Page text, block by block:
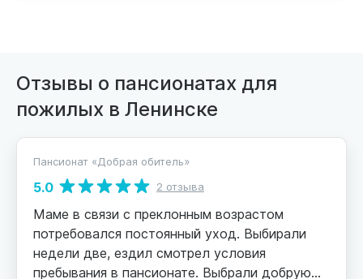
Отзывы о пансионатах для
пожилых в Ленинске
Пансионат «Добрая обитель»
5.0 2 отзыва
Маме в связи с преклонным возрастом
потребовался постоянный уход. Выбирали
недели две, ездил смотрел условия
пребывания в пансионате. Выбрали добрую